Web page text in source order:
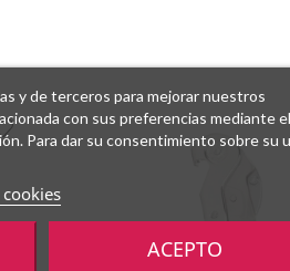
y de terceros para mejorar nuestros
con sus preferencias mediante el
Para dar su consentimiento sobre su
ACEPTO